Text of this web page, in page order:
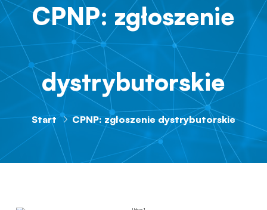
CPNP: zgłoszenie
dystrybutorskie
Start CPNP: zgłoszenie dystrybutorskie